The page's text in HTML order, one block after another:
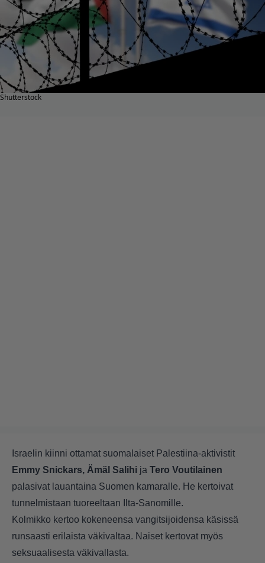
Shutterstock
Israelin kiinni ottamat suomalaiset Palestiina-aktivistit
Emmy Snickars, Ämäl Salihi ja Tero Voutilainen
palasivat lauantaina Suomen kamaralle. He kertoivat
tunnelmistaan tuoreeltaan
Ilta-Sanomille.
Kolmikko kertoo kokeneensa vangitsijoidensa käsissä
runsaasti erilaista väkivaltaa. Naiset kertovat myös
seksuaalisesta väkivallasta.